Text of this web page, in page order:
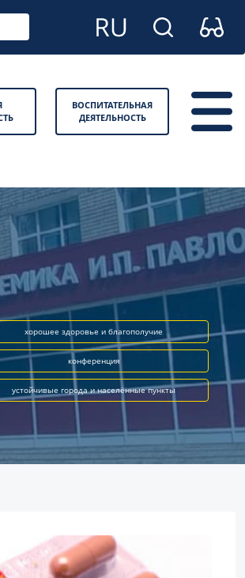
ВОСПИТАТЕЛЬНАЯ
ДЕЯТЕЛЬНОСТЬ
хорошее здоровье и благополучие
конференция
устойчивые города и населённые пункты